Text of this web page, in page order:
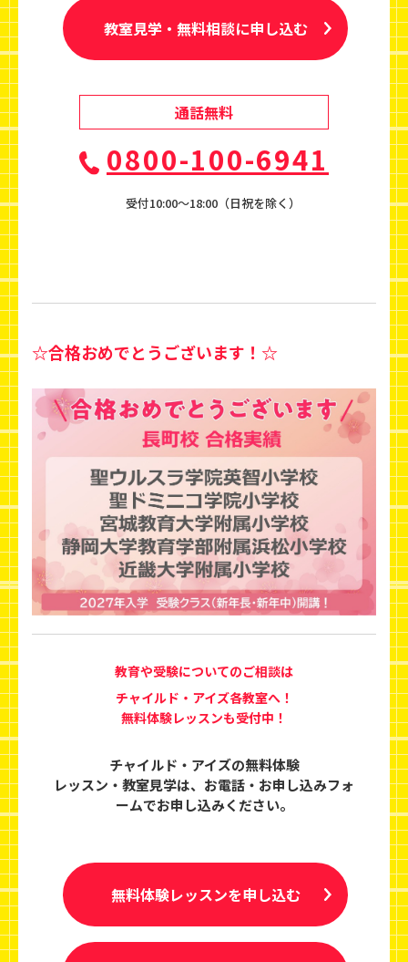
教室見学・無料相談に申し込む
通話無料
0800-100-6941
受付10:00〜18:00（日祝を除く）
☆合格おめでとうございます！☆
教育や受験についてのご相談は
チャイルド・アイズ各教室へ！
無料体験レッスンも受付中！
チャイルド・アイズの無料体験
レッスン・教室見学は、 お電話・お申し込みフォ
ームでお申し込みください。
無料体験レッスンを申し込む